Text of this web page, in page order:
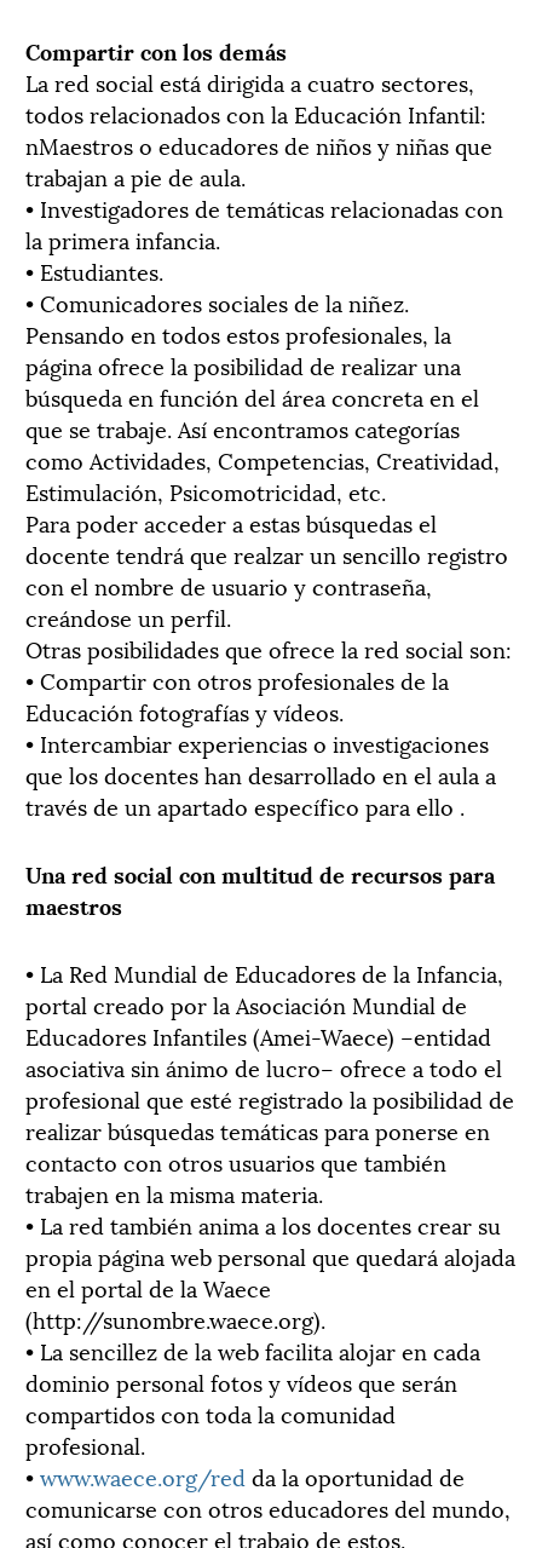
Compartir con los demás
La red social está dirigida a cuatro sectores,
todos relacionados con la Educación Infantil:
nMaestros o educadores de niños y niñas que
trabajan a pie de aula.
• Investigadores de temáticas relacionadas con
la primera infancia.
• Estudiantes.
• Comunicadores sociales de la niñez.
Pensando en todos estos profesionales, la
página ofrece la posibilidad de realizar una
búsqueda en función del área concreta en el
que se trabaje. Así encontramos categorías
como Actividades, Competencias, Creatividad,
Estimulación, Psicomotricidad, etc.
Para poder acceder a estas búsquedas el
docente tendrá que realzar un sencillo registro
con el nombre de usuario y contraseña,
creándose un perfil.
Otras posibilidades que ofrece la red social son:
• Compartir con otros profesionales de la
Educación fotografías y vídeos.
• Intercambiar experiencias o investigaciones
que los docentes han desarrollado en el aula a
través de un apartado específico para ello .
Una red social con multitud de recursos para
maestros
• La Red Mundial de Educadores de la Infancia,
portal creado por la Asociación Mundial de
Educadores Infantiles (Amei-Waece) –entidad
asociativa sin ánimo de lucro– ofrece a todo el
profesional que esté registrado la posibilidad de
realizar búsquedas temáticas para ponerse en
contacto con otros usuarios que también
trabajen en la misma materia.
• La red también anima a los docentes crear su
propia página web personal que quedará alojada
en el portal de la Waece
(http://sunombre.waece.org).
• La sencillez de la web facilita alojar en cada
dominio personal fotos y vídeos que serán
compartidos con toda la comunidad
profesional.
•www.waece.org/red da la oportunidad de
comunicarse con otros educadores del mundo,
así como conocer el trabajo de estos.